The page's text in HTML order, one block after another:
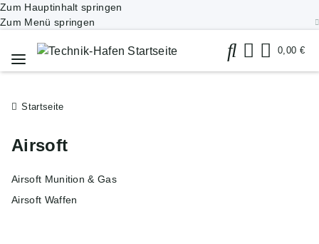
Zum Hauptinhalt springen
Zum Menü springen
0,00 €
Startseite
Airsoft
Airsoft Munition & Gas
Airsoft Waffen